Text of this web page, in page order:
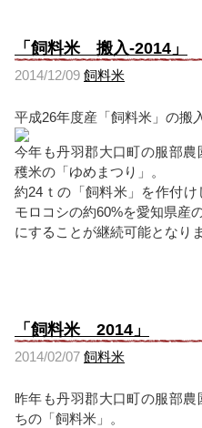
「飼料米 搬入-2014」
2014/12/09 飼料米
平成26年度産「飼料米」の搬
今年も丹羽郡大口町の服部
穫米の「ゆめまつり」。
約24ｔの「飼料米」を作付
モロコシの約60%を愛知県産
にすることが継続可能となり
「飼料米 2014」
2014/02/07 飼料米
昨年も丹羽郡大口町の服部
ちの「飼料米」。